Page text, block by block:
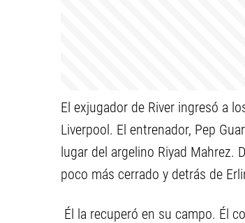
El exjugador de River ingresó a
Liverpool. El entrenador, Pep
lugar del argelino Riyad Mahrez.
poco más cerrado y detrás de
Él la recuperó en su campo. Él